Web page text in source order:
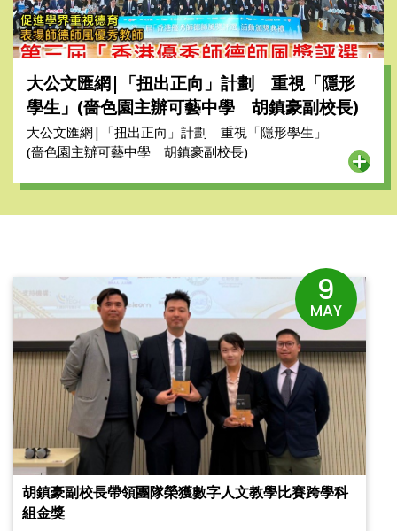
大公文匯網|「扭出正向」計劃 重視「隱形
學生」(嗇色園主辦可藝中學 胡鎮豪副校長)
大公文匯網|「扭出正向」計劃 重視「隱形學生」
(嗇色園主辦可藝中學 胡鎮豪副校長)
胡鎮豪副校長帶領團隊榮獲數字人文教學比賽跨學科
組金獎
9
MAY